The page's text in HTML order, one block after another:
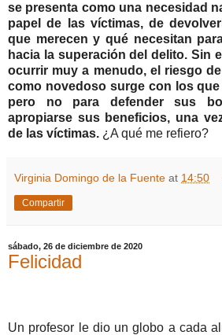
se presenta como una necesidad
papel de las víctimas, de
que merecen y qué necesitan
hacia la superación del delito. Sin
ocurrir muy a menudo, el riesgo
como novedoso surge con los
pero no para defender sus
apropiarse sus beneficios, una
de las víctimas. ¿A qué me refiero?
Virginia Domingo de la Fuente at 14:50
Compartir
sábado, 26 de diciembre de 2020
Felicidad
Un profesor le dio un globo a cada